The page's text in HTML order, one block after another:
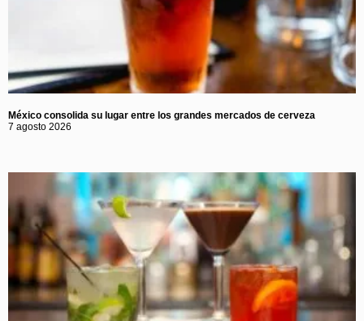
México consolida su lugar entre los grandes mercados de cerveza
7 agosto 2026